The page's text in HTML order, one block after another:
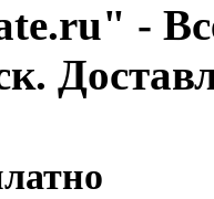
-